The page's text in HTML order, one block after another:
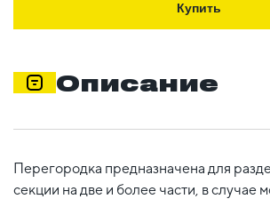
Купить
Описание
Перегородка предназначена для
секции на две и более части, в случае